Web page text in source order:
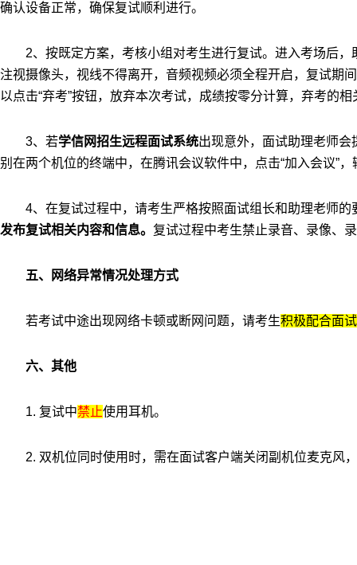
确认设备正常，确保复试顺利进行。
2、按既定方案，考核小组对考生进行复试。进入考场后
注视摄像头，视线不得离开，音频视频必须全程开启，复试期
以点击“弃考”按钮，放弃本次考试，成绩按零分计算，弃考的
3、若学信网招生远程面试系统出现意外，面试助理老师会
别在两个机位的终端中，在腾讯会议软件中，点击“加入会议”
4、在复试过程中，请考生严格按照面试组长和助理老师的
发布复试相关内容和信息。 复试过程中考生禁止录音、录像、
五、网络异常情况处理方式
若考试中途出现网络卡顿或断网问题，请考生积极配合面
六、其他
1. 复试中禁止使用耳机。
2. 双机位同时使用时，需在面试客户端关闭副机位麦克风